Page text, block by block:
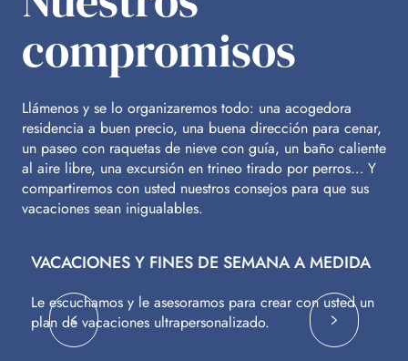
compromisos
Llámenos y se lo organizaremos todo: una acogedora
residencia a buen precio, una buena dirección para cenar,
un paseo con raquetas de nieve con guía, un baño caliente
al aire libre, una excursión en trineo tirado por perros… Y
compartiremos con usted nuestros consejos para que sus
vacaciones sean inigualables.
VACACIONES Y FINES DE SEMANA A MEDIDA
Le escuchamos y le asesoramos para crear con usted un
plan de vacaciones ultrapersonalizado.